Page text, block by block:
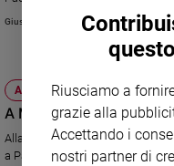
Sanremo
Tv
e
streaming
costruzione tra monumento,
diventato il simbolo del
Giusi Galimberti
ATTUALITÀ
A Milano sfilano i gioielli
Alla Palazzina Liberty una
a Palazzo Giureconsulti
Riusciamo a
grazie alla
Accettando i
nostri partner di